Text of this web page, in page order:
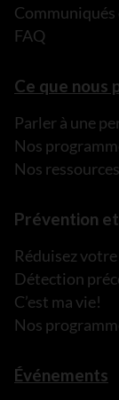
Communiqués
FAQ
Ce que nous
Parler à une
Nos
Nos ressources
Prévention
Réduisez
Détection
C’est ma vie!
Nos
Événements